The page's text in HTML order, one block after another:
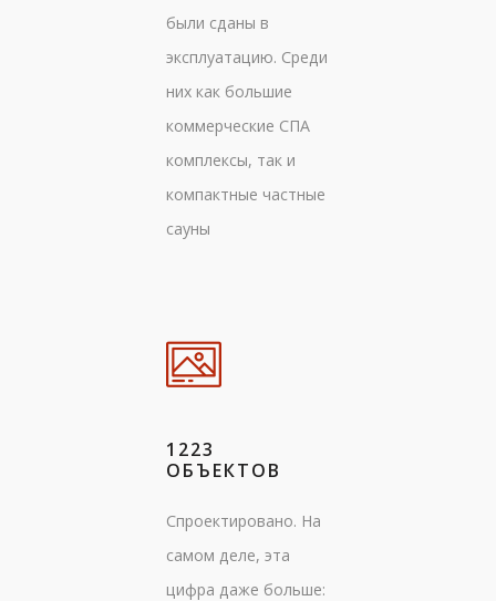
были сданы в
эксплуатацию. Среди
них как большие
коммерческие СПА
комплексы, так и
компактные частные
сауны
1223
ОБЪЕКТОВ
Спроектировано. На
самом деле, эта
цифра даже больше: